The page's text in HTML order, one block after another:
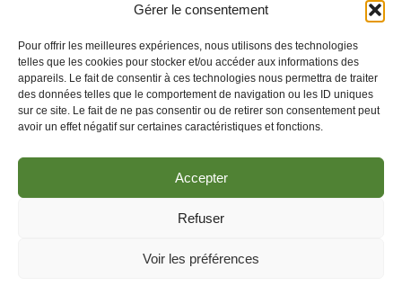
Gérer le consentement
Pour offrir les meilleures expériences, nous utilisons des technologies
telles que les cookies pour stocker et/ou accéder aux informations des
appareils. Le fait de consentir à ces technologies nous permettra de traiter
des données telles que le comportement de navigation ou les ID uniques
sur ce site. Le fait de ne pas consentir ou de retirer son consentement peut
avoir un effet négatif sur certaines caractéristiques et fonctions.
Accepter
Refuser
Voir les préférences
Boucles d'oreilles
Pendentifs
Contactez-nous
© 2025 Créer en collaboration avecLes Associés du